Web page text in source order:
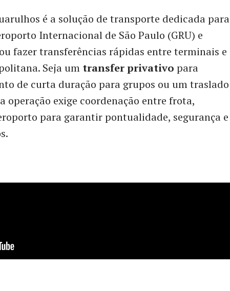
é a solução de transporte dedicada para
Internacional de São Paulo (GRU) e
fazer transferências rápidas entre terminais e
Seja um transfer privativo para
de curta duração para grupos ou um traslado
operação exige coordenação entre frota,
para garantir pontualidade, segurança e